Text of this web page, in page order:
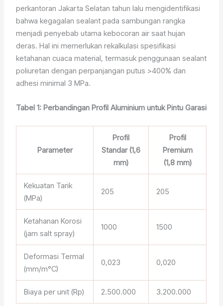
perkantoran Jakarta Selatan tahun lalu mengidentifikasi
bahwa kegagalan sealant pada sambungan rangka
menjadi penyebab utama kebocoran air saat hujan
deras. Hal ini memerlukan rekalkulasi spesifikasi
ketahanan cuaca material, termasuk penggunaan sealant
poliuretan dengan perpanjangan putus >400% dan
adhesi minimal 3 MPa.
Tabel 1: Perbandingan Profil Aluminium untuk Pintu Garasi
Parameter
Profil
Standar (1,6
mm)
Profil
Premium
(1,8 mm)
Kekuatan Tarik
(MPa)
205 205
Ketahanan Korosi
(jam salt spray)
1000 1500
Deformasi Termal
(mm/m°C)
0,023 0,020
Biaya per unit (Rp) 2.500.000 3.200.000